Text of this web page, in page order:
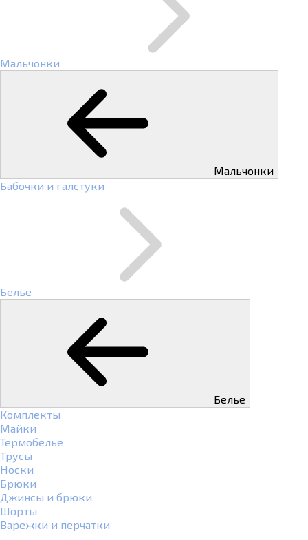
Мальчонки
Мальчонки
Бабочки и галстуки
Белье
Белье
Комплекты
Майки
Термобелье
Трусы
Носки
Брюки
Джинсы и брюки
Шорты
Варежки и перчатки